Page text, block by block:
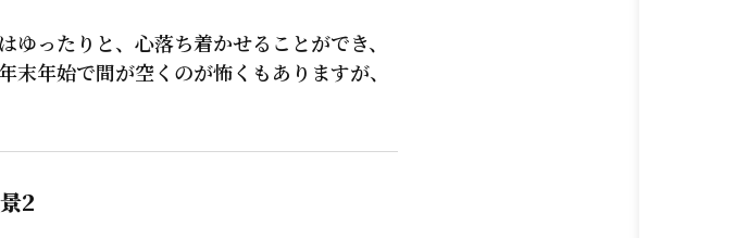
ったりと、心落ち着かせることができ、
年始で間が空くのが怖くもありますが、
2